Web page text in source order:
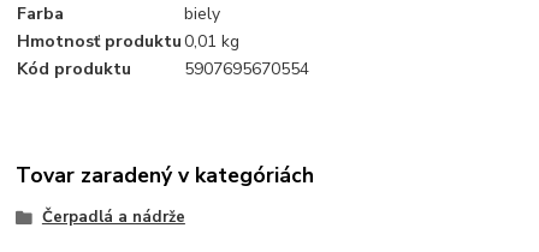
Farba
biely
Hmotnosť produktu0,01 kg
Kód produktu
5907695670554
Tovar zaradený v kategóriách
Čerpadlá a nádrže